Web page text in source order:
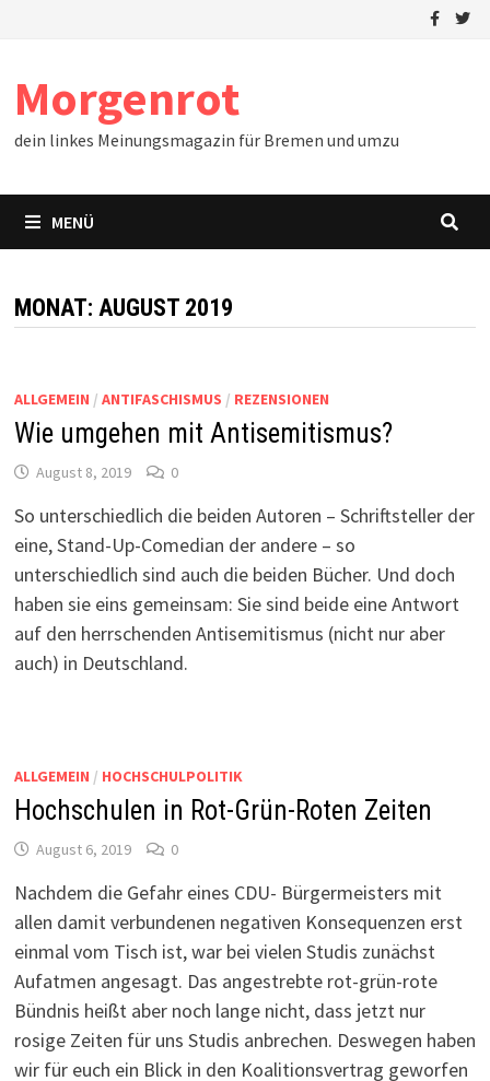
Morgenrot
dein linkes Meinungsmagazin für Bremen und umzu
MENÜ
MONAT: AUGUST 2019
ALLGEMEIN / ANTIFASCHISMUS / REZENSIONEN
Wie umgehen mit Antisemitismus?
August 8, 2019 0
So unterschiedlich die beiden Autoren – Schriftsteller der
eine, Stand-Up-Comedian der andere – so
unterschiedlich sind auch die beiden Bücher. Und doch
haben sie eins gemeinsam: Sie sind beide eine Antwort
auf den herrschenden Antisemitismus (nicht nur aber
auch) in Deutschland.
ALLGEMEIN / HOCHSCHULPOLITIK
Hochschulen in Rot-Grün-Roten Zeiten
August 6, 2019 0
Nachdem die Gefahr eines CDU- Bürgermeisters mit
allen damit verbundenen negativen Konsequenzen erst
einmal vom Tisch ist, war bei vielen Studis zunächst
Aufatmen angesagt. Das angestrebte rot-grün-rote
Bündnis heißt aber noch lange nicht, dass jetzt nur
rosige Zeiten für uns Studis anbrechen. Deswegen haben
wir für euch ein Blick in den Koalitionsvertrag geworfen